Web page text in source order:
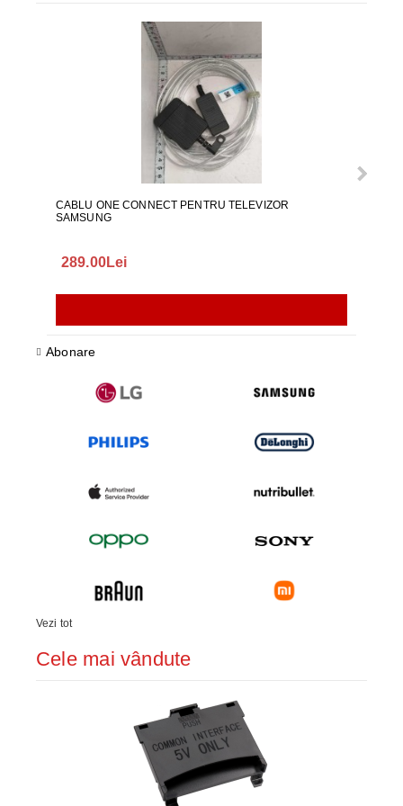
CABLU ONE CONNECT PENTRU TELEVIZOR
SAMSUNG
289.00Lei
Abonare
Vezi tot
Cele mai vândute